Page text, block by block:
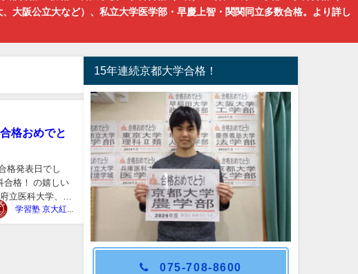
大阪公立大など）、私立大学医学部・早慶上智・関関同立多数合格。より詳し
格おめでと
格発表日でし
合格！ の嬉しい
立医科大学、神
15年連続京都大学合格！
075-708-8600